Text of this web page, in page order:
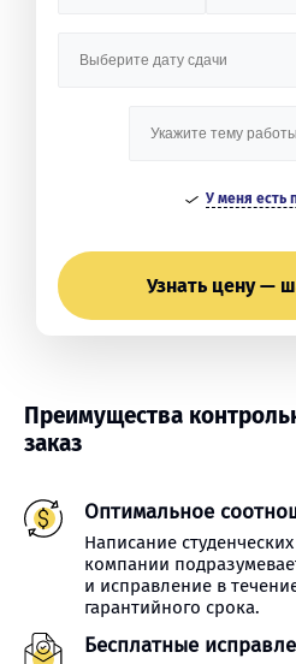
У меня есть
Узнать цену —
Преимущества
заказ
Оптимальное
Написание
компании
и исправление в
гарантийного срока.
Бесплатные